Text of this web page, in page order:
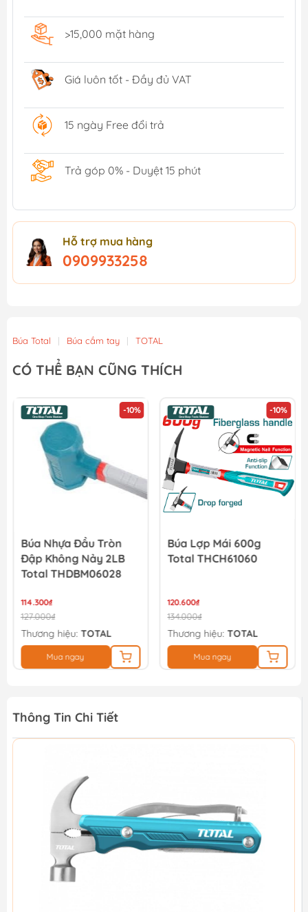
>15,000 mặt hàng
Giá luôn tốt - Đầy đủ VAT
15 ngày Free đổi trả
Trả góp 0% - Duyệt 15 phút
Hỗ trợ mua hàng
0909933258
Búa Total | Búa cầm tay | TOTAL
CÓ THỂ BẠN CŨNG THÍCH
-10%
Búa Nhựa Đầu Tròn
Đập Không Nảy 2LB
Total THDBM06028
114.300₫
127.000₫
Thương hiệu: TOTAL
Mua ngay
-10%
Búa Lợp Mái 600g
Total THCH61060
120.600₫
134.000₫
Thương hiệu:TOTAL
Mua ngay
Thông Tin Chi Tiết